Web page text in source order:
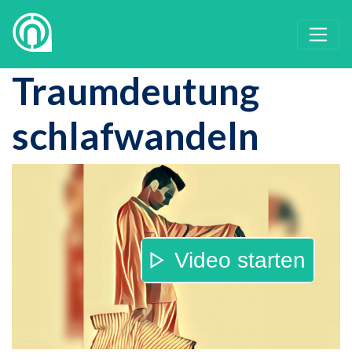
Traumdeutung
schlafwandeln
Video starten